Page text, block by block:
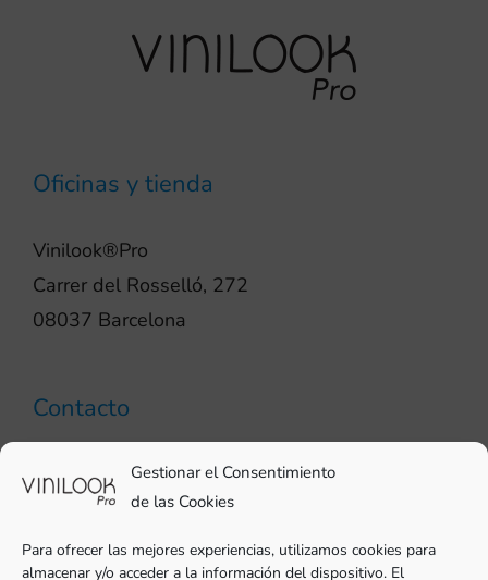
Gestionar el Consentimiento
de las Cookies
Para ofrecer las mejores experiencias, utilizamos cookies para
almacenar y/o acceder a la información del dispositivo. El
Oficinas y tienda
Vinilook®Pro
Carrer del Rosselló, 272
08037 Barcelona
Contacto
pro@vinilook.es